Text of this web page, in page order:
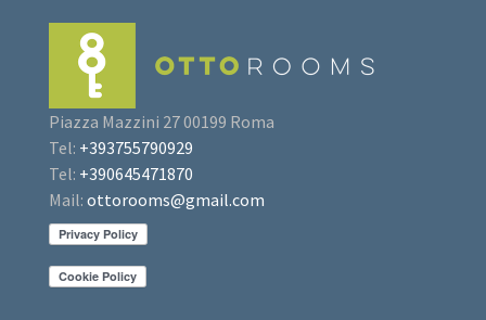
Piazza Mazzini 27 00199 Roma
Tel: +393755790929
Tel: +390645471870
Mail: ottorooms@gmail.com